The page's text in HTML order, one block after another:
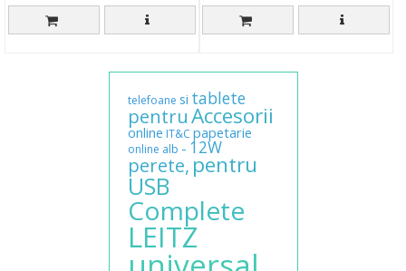
telefoane si tablete
pentruAccesorii
online IT&C papetarie
online alb - 12W
perete, pentru
USB
Complete
LEITZ